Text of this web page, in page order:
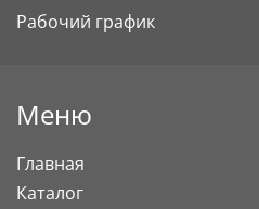
Рабочий график
Меню
Главная
Каталог